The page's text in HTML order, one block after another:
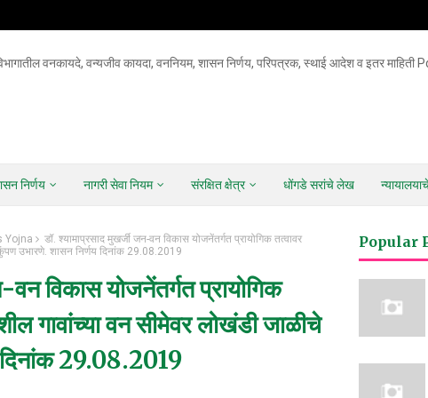
वनकायदे, वन्यजीव कायदा, वननियम, शासन निर्णय, परिपत्रक, स्थाई आदेश व इतर माहिती
निर्णय नागरी सेवा नियम संरक्षित क्षेत्र धोंगडे सरांचे लेख
Yojna
डॉ. श्यामाप्रसाद मुखर्जी जन-वन विकास योजनेंतर्गत प्रायोगिक तत्वावर
उभारणे. शासन निर्णय दिनांक 29.08.2019
विकास योजनेंतर्गत प्रायोगिक
गावांच्या वन सीमेवर लोखंडी जाळीचे
29.08.2019
Popular